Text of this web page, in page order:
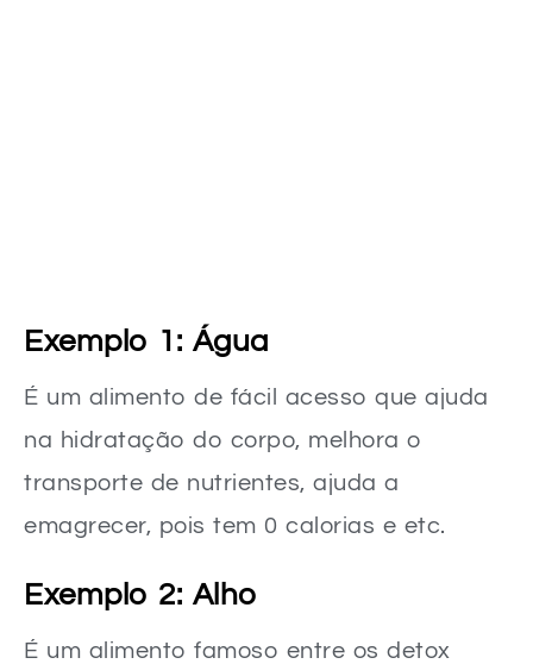
Exemplo 1: Água
É um alimento de fácil acesso que ajuda
na hidratação do corpo, melhora o
transporte de nutrientes, ajuda a
emagrecer, pois tem 0 calorias e etc.
Exemplo 2: Alho
É um alimento famoso entre os detox